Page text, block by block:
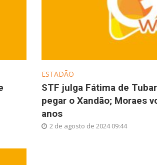
ESTADÃO
STF julga Fátima de
pegar o Xandão; Moraes
anos
2 de agosto de 2024 09:44